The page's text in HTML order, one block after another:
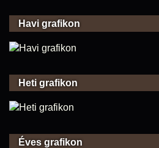
Havi grafikon
Heti grafikon
Éves grafikon